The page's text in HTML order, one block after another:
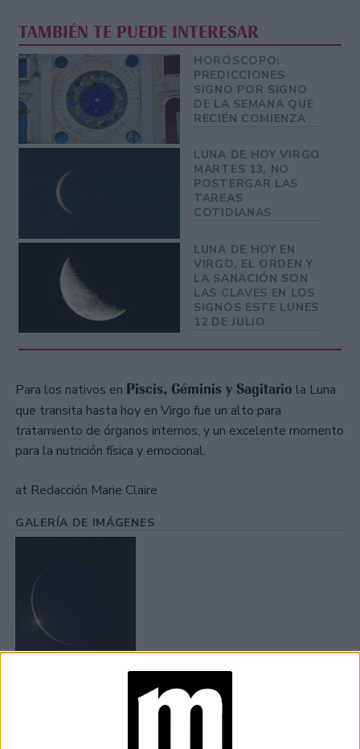
TAMBIÉN TE PUEDE INTERESAR
HORÓSCOPO:
PREDICCIONES
SIGNO POR SIGNO
DE LA SEMANA QUE
RECIÉN COMIENZA
LUNA DE HOY VIRGO
MARTES 13, NO
POSTERGAR LAS
TAREAS
COTIDIANAS
LUNA DE HOY EN
VIRGO, EL ORDEN Y
LA SANACIÓN SON
LAS CLAVES EN LOS
SIGNOS ESTE LUNES
12 DE JULIO
Para los nativos en Piscis, Géminis y Sagitario la Luna
que transita hasta hoy en Virgo fue un alto para
tratamiento de órganos internos, y un excelente momento
para la nutrición física y emocional.
at Redacción Marie Claire
GALERÍA DE IMÁGENES
Accedé a los beneficios para suscriptores